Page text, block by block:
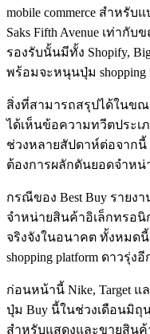
mobile commerce สำหรับ
Saks Fifth Avenue เท่ากั
รองรับนั้นมีทั้ง Shopify,
พร้อมจะหนุนปุ่ม shopping
สิ่งที่สามารถสรุปได้ในขณ
ได้เห็นข้อความทวีตประเภ
ช่วงหลายสัปดาห์ต่อจากนี้
ต้องการผลักดันยอดจำหน่
กรณีของ Best Buy รายง
จำหน่ายสินค้าอิเล็กทรอนิ
จริงจังในอนาคต ทั้งหมด
shopping platform ดาวรุ่ง
ก่อนหน้านี้ Nike, Target
ปุ่ม Buy นี้ในช่วงเดือนมิถุ
สำหรับแสดงและขายสินค้า